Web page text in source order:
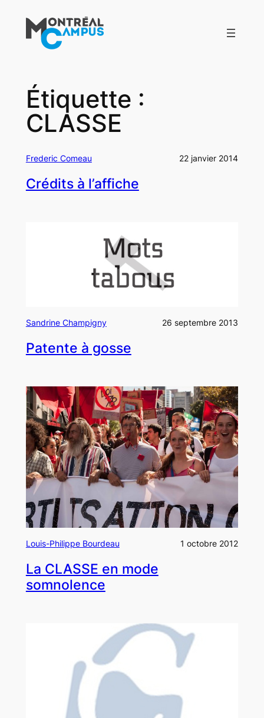
contenu
Étiquette :
CLASSE
Frederic Comeau 22 janvier 2014
Crédits à l’affiche
Sandrine Champigny 26 septembre 2013
Patente à gosse
Louis-Philippe Bourdeau 1 octobre 2012
La CLASSE en mode
somnolence